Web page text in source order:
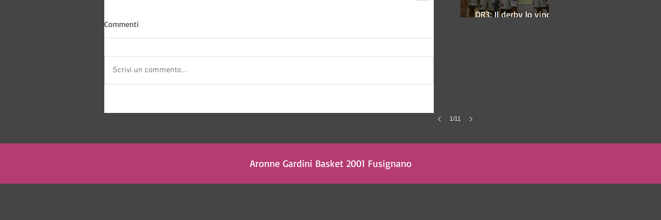
Commenti
Scrivi un commento...
DR3: Il derby lo vince
1/11
Aronne Gardini Basket 2001 Fusignano